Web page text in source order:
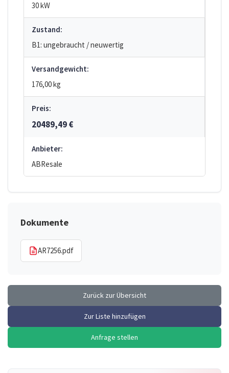
30 kW
Zustand:
B1: ungebraucht / neuwertig
Versandgewicht:
176,00 kg
Preis:
20489,49 €
Anbieter:
ABResale
Dokumente
AR7256.pdf
Zurück zur Übersicht
Zur Liste hinzufügen
Anfrage stellen